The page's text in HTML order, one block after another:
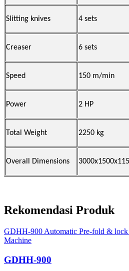
Slitting knives 4 sets
Creaser 6 sets
Speed 150 m/min
Power 2 HP
Total Weight 2250 kg
Overall Dimensions
Rekomendasi Produk
GDHH-900 Automatic Pre-fold &
Machine
GDHH-900